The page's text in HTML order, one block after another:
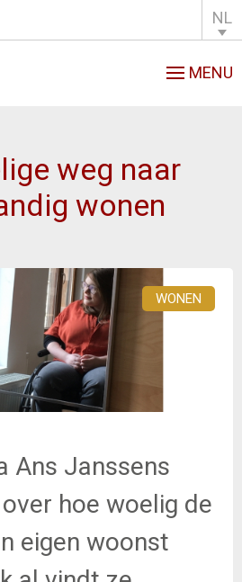
NL
MENU
weg naar
wonen
WONEN
Ans Janssens
hoe woelig de
eigen woonst